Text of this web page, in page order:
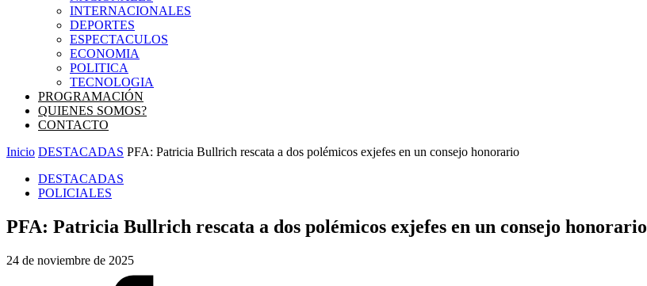
INTERNACIONALES
DEPORTES
ESPECTACULOS
ECONOMIA
POLITICA
TECNOLOGIA
PROGRAMACIÓN
QUIENES SOMOS?
CONTACTO
Inicio DESTACADAS PFA: Patricia Bullrich rescata a dos polémicos exjefes en un consejo honorario
DESTACADAS
POLICIALES
PFA: Patricia Bullrich rescata a dos polémicos exjefes en un consejo honorario
24 de noviembre de 2025